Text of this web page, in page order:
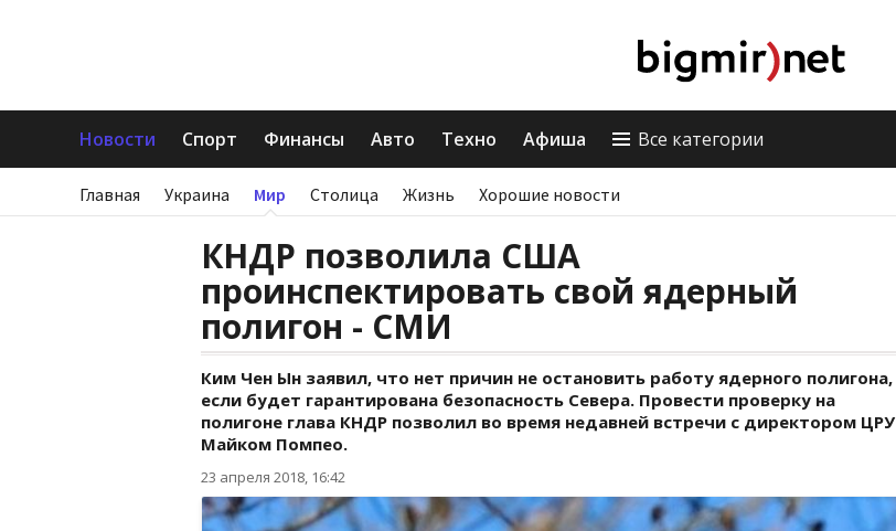
Новости Спорт Финансы Авто Техно Афиша Все категории
Главная Украина Мир Столица Жизнь Хорошие новости
КНДР позволила США
проинспектировать свой ядерный
полигон - СМИ
Ким Чен Ын заявил, что нет причин не остановить работу ядерного полигона,
если будет гарантирована безопасность Севера. Провести проверку на
полигоне глава КНДР позволил во время недавней встречи с директором ЦРУ
Майком Помпео.
23 апреля 2018, 16:42